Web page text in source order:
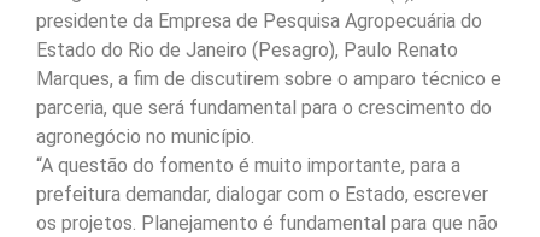
presidente da Empresa de Pesquisa Agropecuária do
Estado do Rio de Janeiro (Pesagro), Paulo Renato
Marques, a fim de discutirem sobre o amparo técnico e
parceria, que será fundamental para o crescimento do
agronegócio no município.
“A questão do fomento é muito importante, para a
prefeitura demandar, dialogar com o Estado, escrever
os projetos. Planejamento é fundamental para que não